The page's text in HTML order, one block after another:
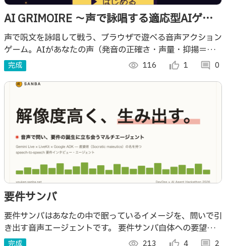
AI GRIMOIRE 〜声で詠唱する適応型AIゲー
ムマスター〜
声で呪文を詠唱して戦う、ブラウザで遊べる音声アクション
ゲーム。AIがあなたの声（発音の正確さ・声量・抑揚＝気
迫）をリアルタイムに評価して魔法の「強さ」を決定。生き
残るたびにAIがより難しい新呪文を出題
完成 visibility 116 thumb_up_alt 1 comment 0
要件サンバ
要件サンバはあなたの中で眠っているイメージを、問いで引
き出す音声エージェントです。 要件サンバ自体への要望は
こちら → https://share.google/DlFwk0lSvR7mogbcY
完成 visibility 213 thumb_up_alt 4 comment 2